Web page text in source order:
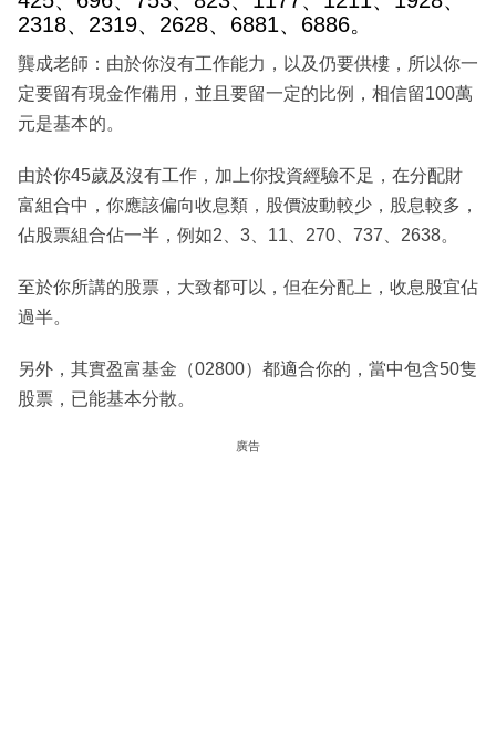
2318、2319、2628、6881、6886。
龔成老師：由於你沒有工作能力，以及仍要供樓，所以你一
定要留有現金作備用，並且要留一定的比例，相信留100萬
元是基本的。
由於你45歲及沒有工作，加上你投資經驗不足，在分配財
富組合中，你應該偏向收息類，股價波動較少，股息較多，
佔股票組合佔一半，例如2、3、11、270、737、2638。
至於你所講的股票，大致都可以，但在分配上，收息股宜佔
過半。
另外，其實盈富基金（02800）都適合你的，當中包含50隻
股票，已能基本分散。
廣告